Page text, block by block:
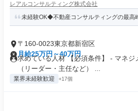
レアルコンサルティング株式会社
未経験OK◆不動産コンサルティングの最高
〒160-0023東京都新宿区
月給25万円～40万円
求めている人材 【必須条件】 - マネジ
（リーダー・主任など） ...
業界未経験歓迎 +17個